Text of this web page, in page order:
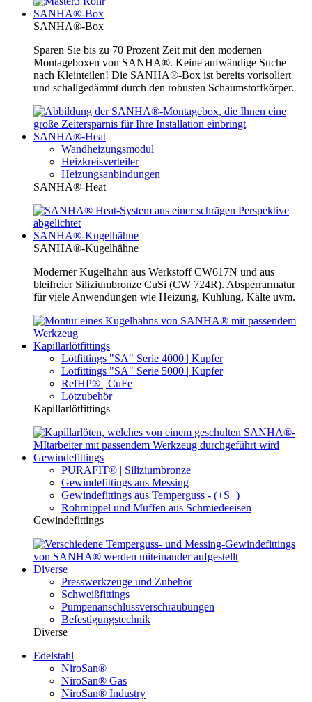
SANHA®-Box
SANHA®-Box
Sparen Sie bis zu 70 Prozent Zeit mit den modernen
Montageboxen von SANHA®. Keine aufwändige Suche
nach Kleinteilen! Die SANHA®-Box ist bereits vorisoliert
und schallgedämmt durch den robusten Schaumstoffkörper.
SANHA®-Heat
Wandheizungsmodul
Heizkreisverteiler
Heizungsanbindungen
SANHA®-Heat
SANHA®-Kugelhähne
SANHA®-Kugelhähne
Moderner Kugelhahn aus Werkstoff CW617N und aus
bleifreier Siliziumbronze CuSi (CW 724R). Absperrarmatur
für viele Anwendungen wie Heizung, Kühlung, Kälte uvm.
Kapillarlötfittings
Lötfittings "SA" Serie 4000 | Kupfer
Lötfittings "SA" Serie 5000 | Kupfer
RefHP® | CuFe
Lötzubehör
Kapillarlötfittings
Gewindefittings
PURAFIT® | Siliziumbronze
Gewindefittings aus Messing
Gewindefittings aus Temperguss - (+S+)
Rohrnippel und Muffen aus Schmiedeeisen
Gewindefittings
Diverse
Presswerkzeuge und Zubehör
Schweißfittings
Pumpenanschlussverschraubungen
Befestigungstechnik
Diverse
Edelstahl
NiroSan®
NiroSan® Gas
NiroSan® Industry